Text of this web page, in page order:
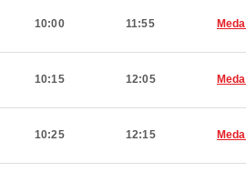
10:00 11:55
10:15 12:05
10:25 12:15